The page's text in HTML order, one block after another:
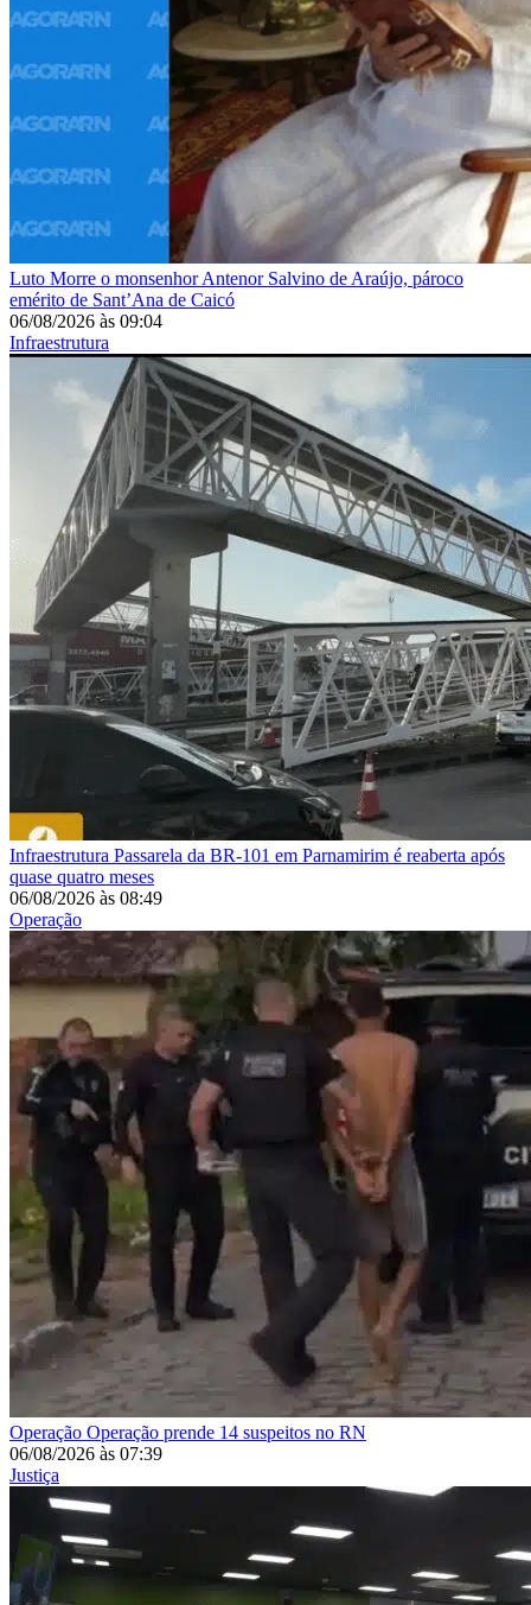
Luto Morre o monsenhor Antenor Salvino de Araújo, pároco
emérito de Sant’Ana de Caicó
06/08/2026 às 09:04
Infraestrutura
Infraestrutura Passarela da BR-101 em Parnamirim é reaberta após
quase quatro meses
06/08/2026 às 08:49
Operação
Operação Operação prende 14 suspeitos no RN
06/08/2026 às 07:39
Justiça